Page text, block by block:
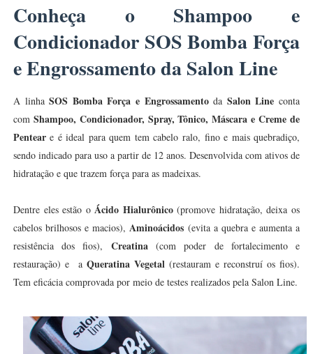
Conheça o Shampoo e
Condicionador SOS Bomba Força
e Engrossamento da Salon Line
A linhaSOS Bomba Força e Engrossamentoda Salon Line conta
com Shampoo, Condicionador, Spray, Tônico, Máscara e Creme de
Penteare é ideal para quem tem cabelo ralo, fino e mais quebradiço,
sendo indicado para uso a partir de 12 anos. Desenvolvida com ativos de
hidratação e que trazem força para as madeixas.
Dentre eles estão oÁcido Hialurônico(promove hidratação, deixa os
cabelos brilhosos e macios),Aminoácidos (evita a quebra e aumenta a
resistência dos fios), Creatina (com poder de fortalecimento e
restauração) e a Queratina Vegetal (restauram e reconstruí os fios).
Tem eficácia comprovada por meio de testes realizados pela Salon Line.